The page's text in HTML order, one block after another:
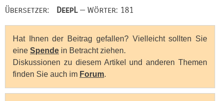
Übersetzer: DeepL— Wörter: 181
Hat Ihnen der Beitrag gefallen? Vielleicht sollten Sie
eine Spende in Betracht ziehen.
Diskussionen zu diesem Artikel und anderen Themen
finden Sie auch im Forum.